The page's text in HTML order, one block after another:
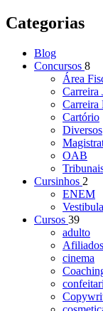
Categorias
Blog
Concursos 8
Área
Carreira
Carreira
Cartório
Diversos
OAB
Cursinhos 2
ENEM
Cursos 39
adulto
Afiliados
cinema